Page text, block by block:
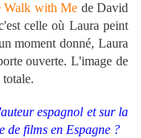
Walk with Me de David
celle où Laura peint
moment donné, Laura
ouverte. L'image de
espagnol et sur la
de films en Espagne ?